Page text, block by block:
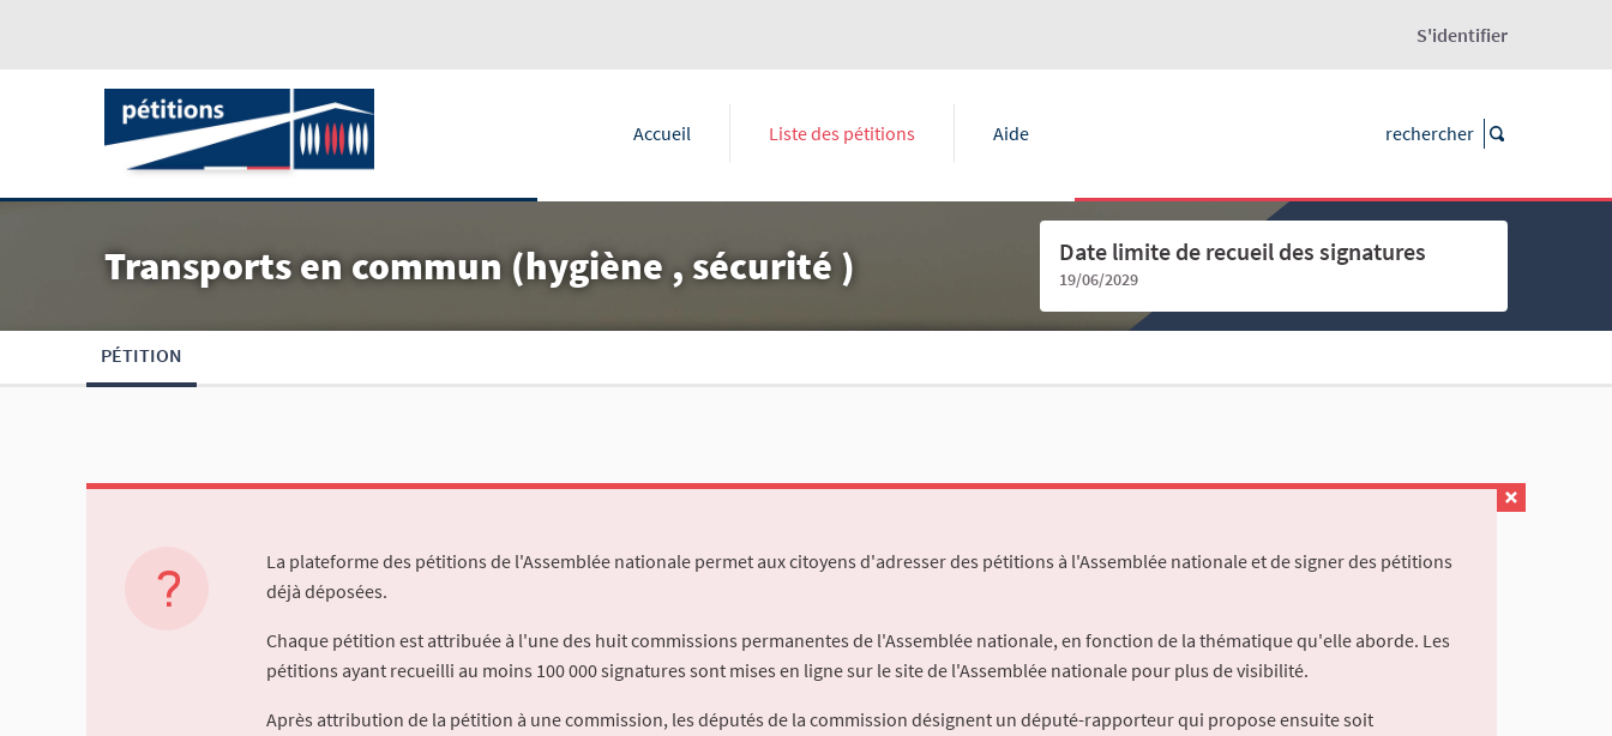
S'identifier
Accueil Liste des pétitions Aide
Transports en commun (hygiène , sécurité ) Date limite de recueil des signatures
19/06/2029
PÉTITION
La plateforme des pétitions de l'Assemblée nationale permet aux citoyens d'adresser des pétitions à l'Assemblée nationale et de signer des pétitions
déjà déposées.
Chaque pétition est attribuée à l'une des huit commissions permanentes de l'Assemblée nationale, en fonction de la thématique qu'elle aborde. Les
pétitions ayant recueilli au moins 100 000 signatures sont mises en ligne sur le site de l'Assemblée nationale pour plus de visibilité.
Après attribution de la pétition à une commission, les députés de la commission désignent un député-rapporteur qui propose ensuite soit